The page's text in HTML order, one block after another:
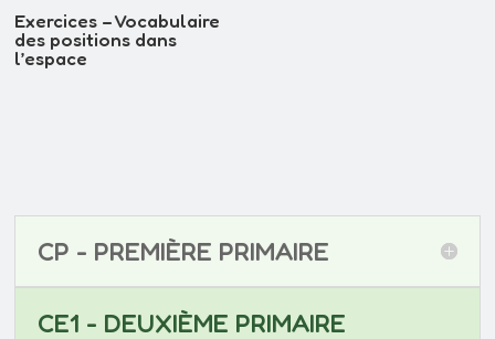
Exercices – Vocabulaire
des positions dans
l’espace
CP - PREMIÈRE PRIMAIRE
CE1 - DEUXIÈME PRIMAIRE